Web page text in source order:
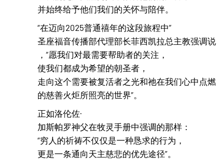
并始终给予他们我们的关怀与陪伴。
“在迈向2025普通禧年的这段旅程中”
圣座福音传播部代理部长菲西凯拉总主教强调说
，“愿我们对最需要帮助者的关注，
使我们都成为希望的朝圣者，
走向这个需要被复活者之光和祂在我们心中点燃
的慈善火炬所照亮的世界”。
正如洛伦佐·
加斯帕罗神父在牧灵手册中强调的那样：
“穷人的祈祷不仅仅是一种恳求的行为，
更是一条通向天主慈悲的优先途径”。